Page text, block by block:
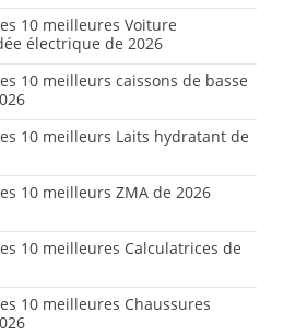
10 meilleures Voiture
électrique de 2026
10 meilleurs caissons de basse
10 meilleurs Laits hydratant de
10 meilleurs ZMA de 2026
10 meilleures Calculatrices de
10 meilleures Chaussures